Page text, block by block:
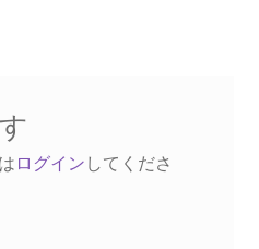
式化｜水素の気球で有
行】
ログイン してくださ